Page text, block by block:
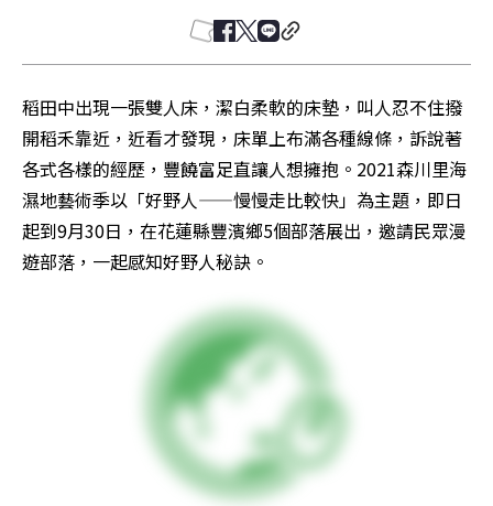
稻田中出現一張雙人床，潔白柔軟的床墊，叫人忍不住撥
開稻禾靠近，近看才發現，床單上布滿各種線條，訴說著
各式各樣的經歷，豐饒富足直讓人想擁抱。2021森川里海
濕地藝術季以「好野人——慢慢走比較快」為主題，即日
起到9月30日，在花蓮縣豐濱鄉5個部落展出，邀請民眾漫
遊部落，一起感知好野人秘訣。